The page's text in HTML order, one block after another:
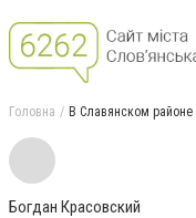
Головна В Славянском
Богдан Красовский